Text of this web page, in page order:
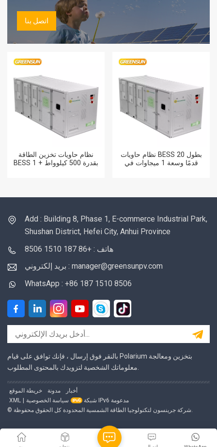
اتصل بنا
نظام حاويات تخزين الطاقة
BESS بقدرة 500 كيلوواط + 1
نظام حاويات BESS بطول 20
قدمًا وسعة 1 ميجاوات في
Add : Building 8, Phase 1, E-commerce Industrial Park,
Shushan District, Hefei City, Anhui Province
هاتف : +86 187 1510 8506
بريد إلكتروني : manager@greensunpv.com
WhatsApp : +86 187 1510 8506
بالنقر فوق إرسال ، فإنك توافق على قيام Polarium بتخزين ومعالجة
خريطة الموقع مدونة
أخبار
XML | سياسة الخصوصية
شبكة IPv6 مدعومة
© شركة جرينسون لتكنولوجيا الطاقة الشمسية المحدودة كل الحقوق محفوظة.